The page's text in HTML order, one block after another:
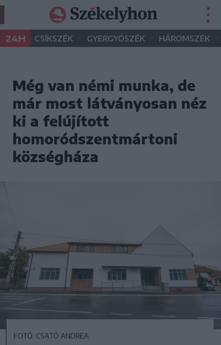
24H CSÍKSZÉK • GYERGYÓSZÉK • HÁROMSZÉK •
Még van némi munka, de
már most látványosan néz
ki a felújított
homoródszentmártoni
községháza
FOTÓ: CSATÓ ANDREA